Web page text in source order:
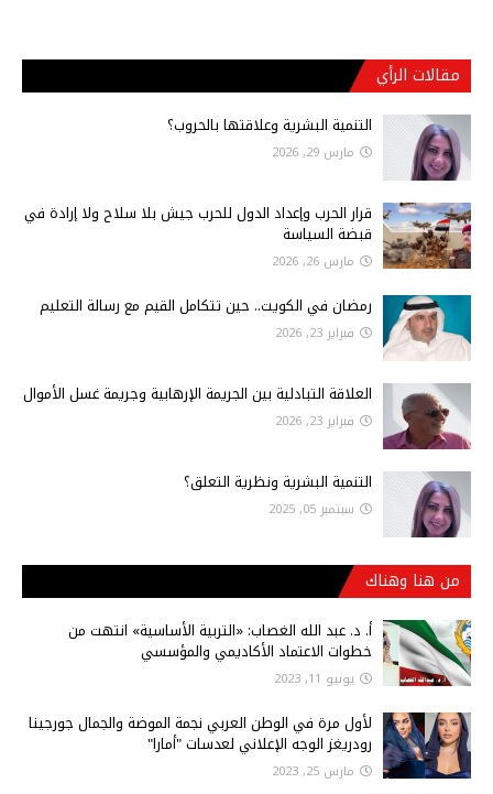
مقالات الرأي
التنمية البشرية وعلاقتها بالحروب؟
مارس 29, 2026
قرار الحرب وإعداد الدول للحرب جيش بلا سلاح ولا إرادة في
قبضة السياسة
مارس 26, 2026
رمضان في الكويت.. حين تتكامل القيم مع رسالة التعليم
فبراير 23, 2026
العلاقة التبادلية بين الجريمة الإرهابية وجريمة غسل الأموال
فبراير 23, 2026
التنمية البشرية ونظرية التعلق؟
سبتمبر 05, 2025
من هنا وهناك
أ‌. د. عبد الله الغصاب: «التربية الأساسية» انتهت من
خطوات الاعتماد الأكاديمي والمؤسسي
يونيو 11, 2023
لأول مرة في الوطن العربي نجمة الموضة والجمال جورجينا
رودريغز الوجه الإعلاني لعدسات "أمارا"
مارس 25, 2023